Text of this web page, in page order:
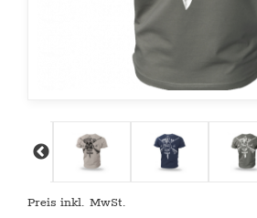
Preis inkl. MwSt.